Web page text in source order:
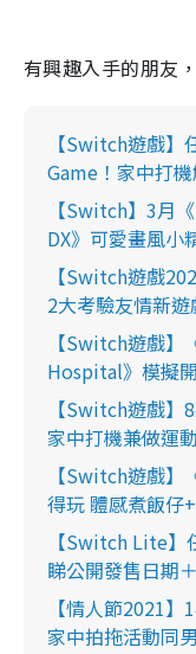
有興趣入手的朋友
【Switch遊戲
Game！家中打
【Switch】3月
DX》可愛畫風小
【Switch遊戲
2大考驗友情新
【Switch遊戲
Hospital》模擬
【Switch遊戲
家中打機兼做運
【Switch遊戲
得玩 體感煮飯仔
【Switch Lite
睇公開發售日期
【情人節2021
家中拍拖活動同